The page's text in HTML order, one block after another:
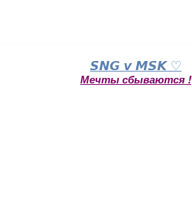
𝙎𝙉𝙂 𝙫 𝙈𝙎𝙆 ♡
Мечты сбываются !